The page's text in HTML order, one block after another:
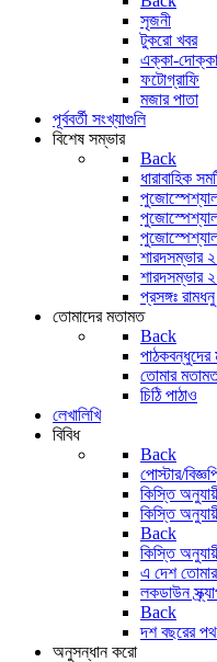
সৃজনী
টুকরো খবর
এক্কা-দোক্কা
ফটোগ্রাফি
মজার পাতা
পূর্ববর্তী সংখ্যাগুলি
বিশেষ সম্ভার
Back
ধারাবাহিক
শারদসম্ভার
শারদসম্ভার
প্রসঙ্গঃ রামধনু
তোমাদের মতামত
Back
পাঠকবন্ধুদের
তোমার
চিঠি পাঠাও
লেখালিখি
বিবিধ
Back
পোস্টার/
কিস্তি
কিস্তি
Back
কিস্তি
এ দেশ
লকডাউন
Back
দশ বছরের
অনুসন্ধান করো